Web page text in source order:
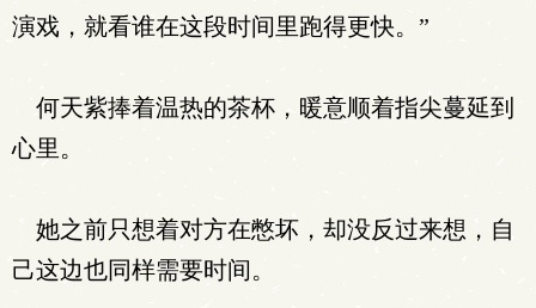
演戏，就看谁在这段时间里跑得更快。”
何天紫捧着温热的茶杯，暖意顺着指尖蔓延到
心里。
她之前只想着对方在憋坏，却没反过来想，自
己这边也同样需要时间。